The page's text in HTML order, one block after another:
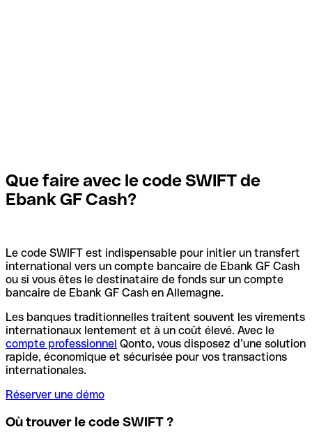
Que faire avec le code SWIFT de
Ebank GF Cash?
Le code SWIFT est indispensable pour initier un transfert
international vers un compte bancaire de Ebank GF Cash
ou si vous êtes le destinataire de fonds sur un compte
bancaire de Ebank GF Cash en Allemagne.
Les banques traditionnelles traitent souvent les virements
internationaux lentement et à un coût élevé. Avec le
compte professionnel Qonto, vous disposez d’une solution
rapide, économique et sécurisée pour vos transactions
internationales.
Réserver une démo
Où trouver le code SWIFT ?